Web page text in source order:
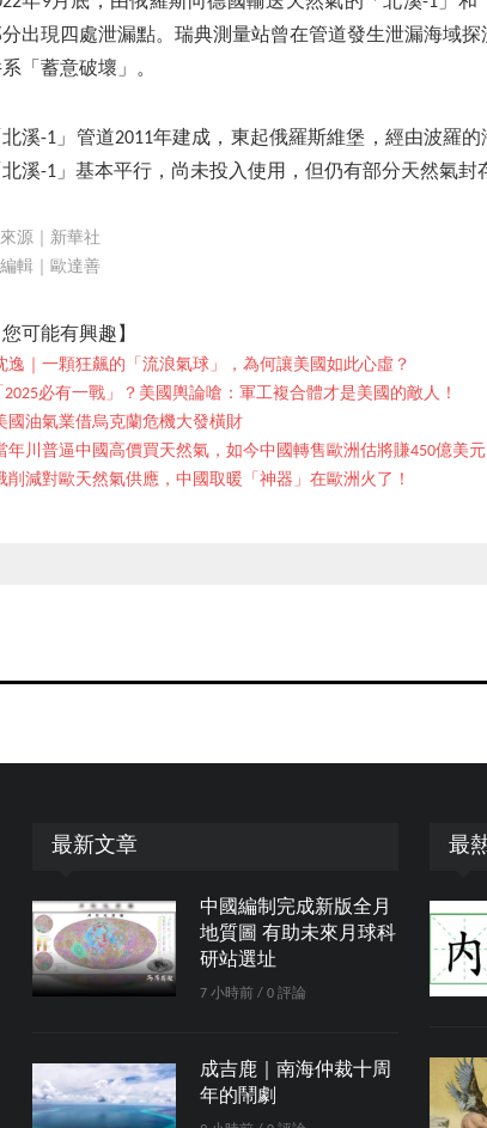
出現四處泄漏點。瑞典測量站曾在管道發生泄漏海域
「蓄意破壞」。
北溪-1」管道2011年建成，東起俄羅斯維堡，經由波羅
北溪-1」基本平行，尚未投入使用，但仍有部分天然氣封
源｜新華社
輯｜歐達善
您可 能有興趣】
逸｜一顆狂飆的「流浪氣球」，為何讓美國如此心虛？
2025必有一戰」？美國輿論嗆：軍工複合體才是美國的敵人！
國油氣業借烏克蘭危機大發橫財
年川普逼中國高價買天然氣，如今中國轉售歐洲估將賺450億美元
削減對歐天然氣供應，中國取暖「神器」在歐洲火了！
最新文章
中國編制完成新版全月
地質圖 有助未來月球科
研站選址
7 小時前 / 0 評論
成吉鹿｜南海仲裁十周
年的鬧劇
最